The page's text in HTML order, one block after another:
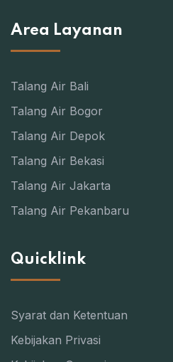
Area Layanan
Talang Air Bali
Talang Air Bogor
Talang Air Depok
Talang Air Bekasi
Talang Air Jakarta
Talang Air Pekanbaru
Quicklink
Syarat dan Ketentuan
Kebijakan Privasi